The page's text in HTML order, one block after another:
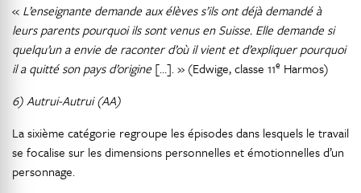
« L’enseignante demande aux élèves s’ils ont déjà demandé à
leurs parents pourquoi ils sont venus en Suisse. Elle demande si
quelqu’un a envie de raconter d’où il vient et d’expliquer pourquoi
il a quitté son pays d’origine […]. » (Edwige, classe 11e Harmos)
6) Autrui-Autrui (AA)
La sixième catégorie regroupe les épisodes dans lesquels le travail
se focalise sur les dimensions personnelles et émotionnelles d’un
personnage.